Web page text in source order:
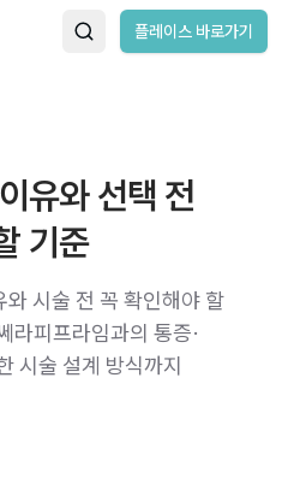
플레이스 바로가기
유와 선택 전
기준
시술 전 꼭 확인해야 할
라피프라임과의 통증·
시술 설계 방식까지